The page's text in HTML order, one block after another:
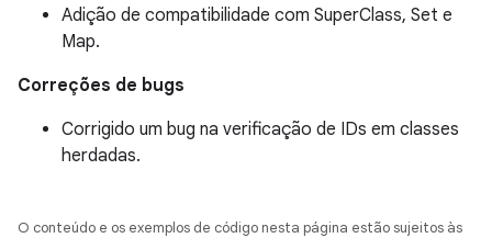
Adição de compatibilidade com SuperClass, Set e
Map.
Correções de bugs
Corrigido um bug na verificação de IDs em classes
herdadas.
O conteúdo e os exemplos de código nesta página estão sujeitos às